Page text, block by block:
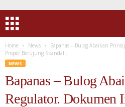
Home News
Bapanas – Bulog Abaikan
Proper Berujung Skandal...
NEWS
Bapanas – Bulog
Regulator. Dokumen